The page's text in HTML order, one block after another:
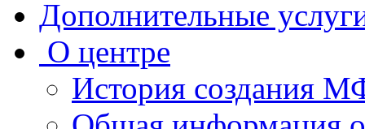
Дополнительные
О центре
История создания